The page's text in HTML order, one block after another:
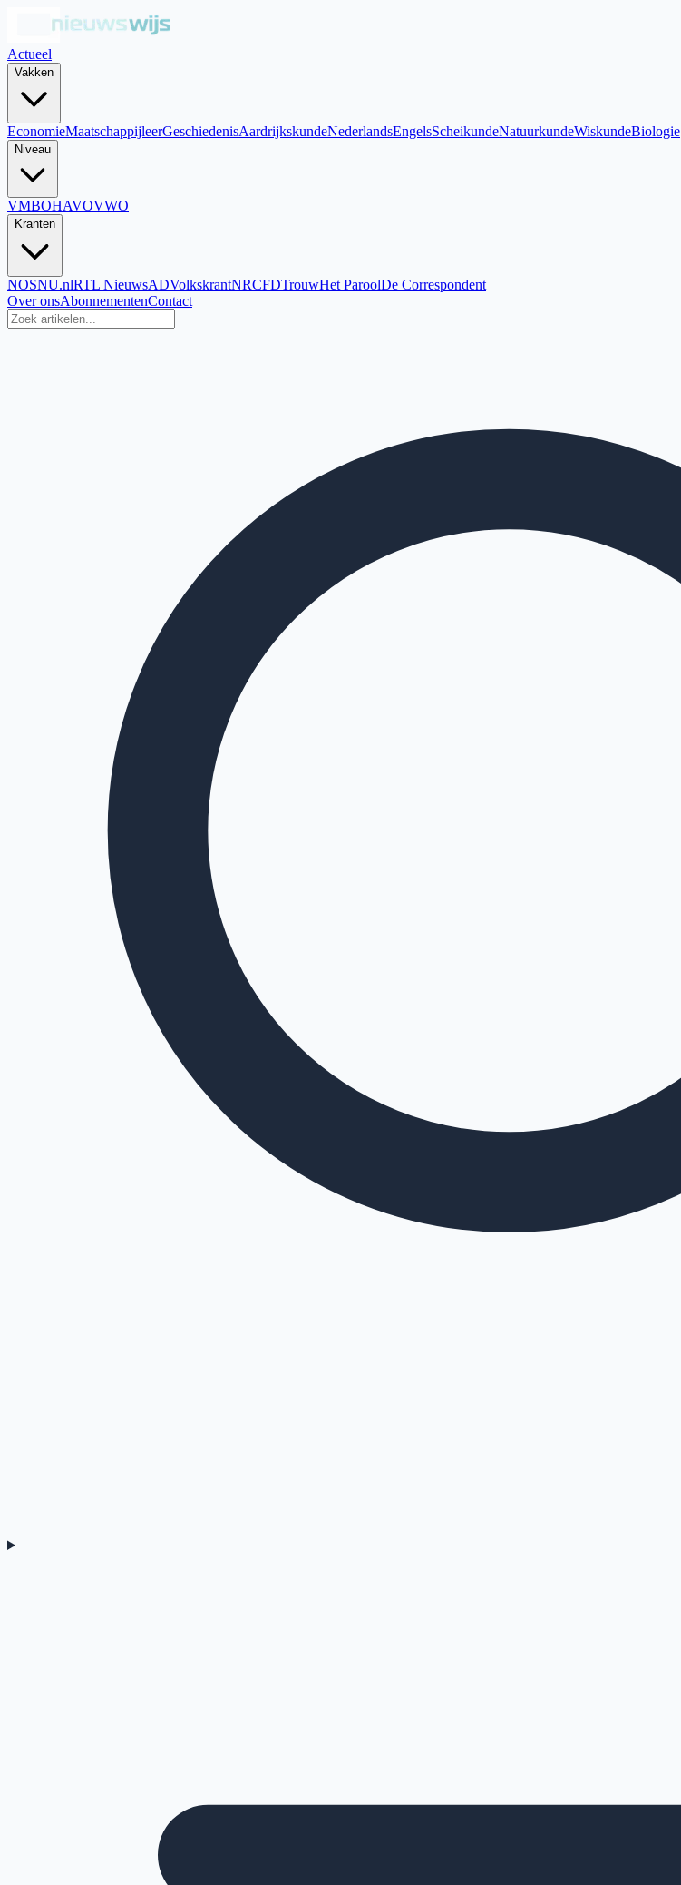
Actueel
Vakken
EconomieMaatschappijleerGeschiedenisAardrijkskundeNederlandsEngelsScheikundeNatuurkundeWiskundeBiologie
Niveau
VMBOHAVOVWO
Kranten
NOSNU.nlRTL NieuwsADVolkskrantNRCFDTrouwHet ParoolDe Correspondent
Over onsAbonnementenContact